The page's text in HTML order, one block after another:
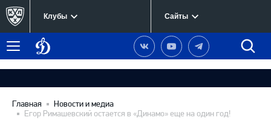
Клубы Сайты
Меню
Динамо
Москва
Наша
группа
Вконтакте
Наш
канал
YouTube
Наш
канал
Telegram
Главная
Новости и медиа
Егор Римашевский остается в «Динамо» еще на один год!